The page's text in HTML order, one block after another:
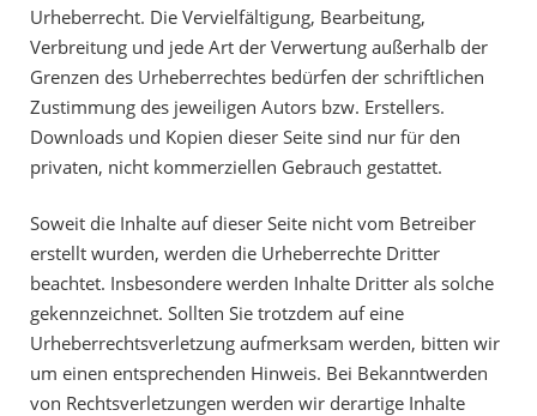
Urheberrecht. Die Vervielfältigung, Bearbeitung,
Verbreitung und jede Art der Verwertung außerhalb der
Grenzen des Urheberrechtes bedürfen der schriftlichen
Zustimmung des jeweiligen Autors bzw. Erstellers.
Downloads und Kopien dieser Seite sind nur für den
privaten, nicht kommerziellen Gebrauch gestattet.
Soweit die Inhalte auf dieser Seite nicht vom Betreiber
erstellt wurden, werden die Urheberrechte Dritter
beachtet. Insbesondere werden Inhalte Dritter als solche
gekennzeichnet. Sollten Sie trotzdem auf eine
Urheberrechtsverletzung aufmerksam werden, bitten wir
um einen entsprechenden Hinweis. Bei Bekanntwerden
von Rechtsverletzungen werden wir derartige Inhalte